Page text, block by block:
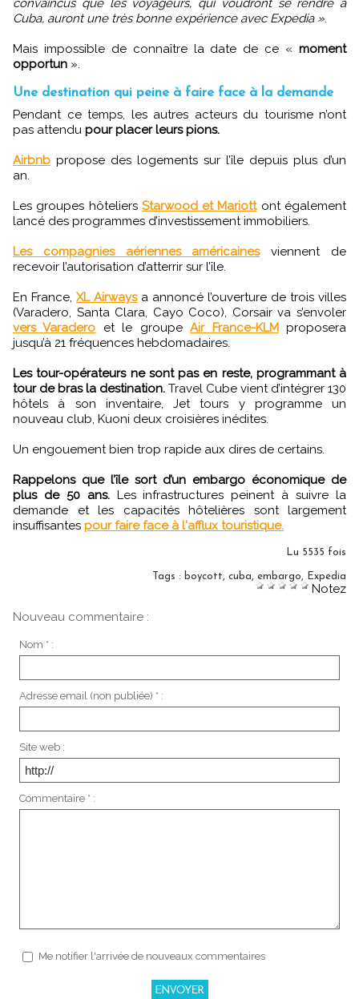
Cuba, auront une très bonne expérience avec Expedia »
Mais impossible de connaître la date de ce « moment
opportun ».
Une destination qui peine à faire face à la demande
Pendant ce temps, les autres acteurs du tourisme n’ont
pas attendu pour placer leurs pions.
Airbnb propose des logements sur l’île depuis plus d’un
an.
Les groupes hôteliers Starwood et Mariottont également
lancé des programmes d’investissement immobiliers.
Les compagnies aériennes américainesviennent de
recevoir l’autorisation d’atterrir sur l’île.
En France, XL Airwaysa annoncé l’ouverture de trois villes
(Varadero, Santa Clara, Cayo Coco), Corsair va s’envoler
vers Varadero et le groupeAir France-KLMproposera
jusqu’à 21 fréquences hebdomadaires.
Les tour-opérateurs ne sont pas en reste, programmant à
tour de bras la destination. Travel Cube vient d’intégrer 130
hôtels à son inventaire, Jet tours y programme un
nouveau club, Kuoni deux croisières inédites.
Un engouement bien trop rapide aux dires de certains.
Rappelons que l’île sort d’un embargo économique de
plus de 50 ans.Les infrastructures peinent à suivre la
demande et les capacités hôtelières sont largement
insuffisantes pour faire face à l'afflux touristique.
Lu 5535 fois
Tags : boycott cuba embargo Expedia
Notez
Nouveau commentaire :
Nom * :
Adresse email (non publiée) * :
Site web :
Commentaire * :
Me notifier l'arrivée de nouveaux commentaires